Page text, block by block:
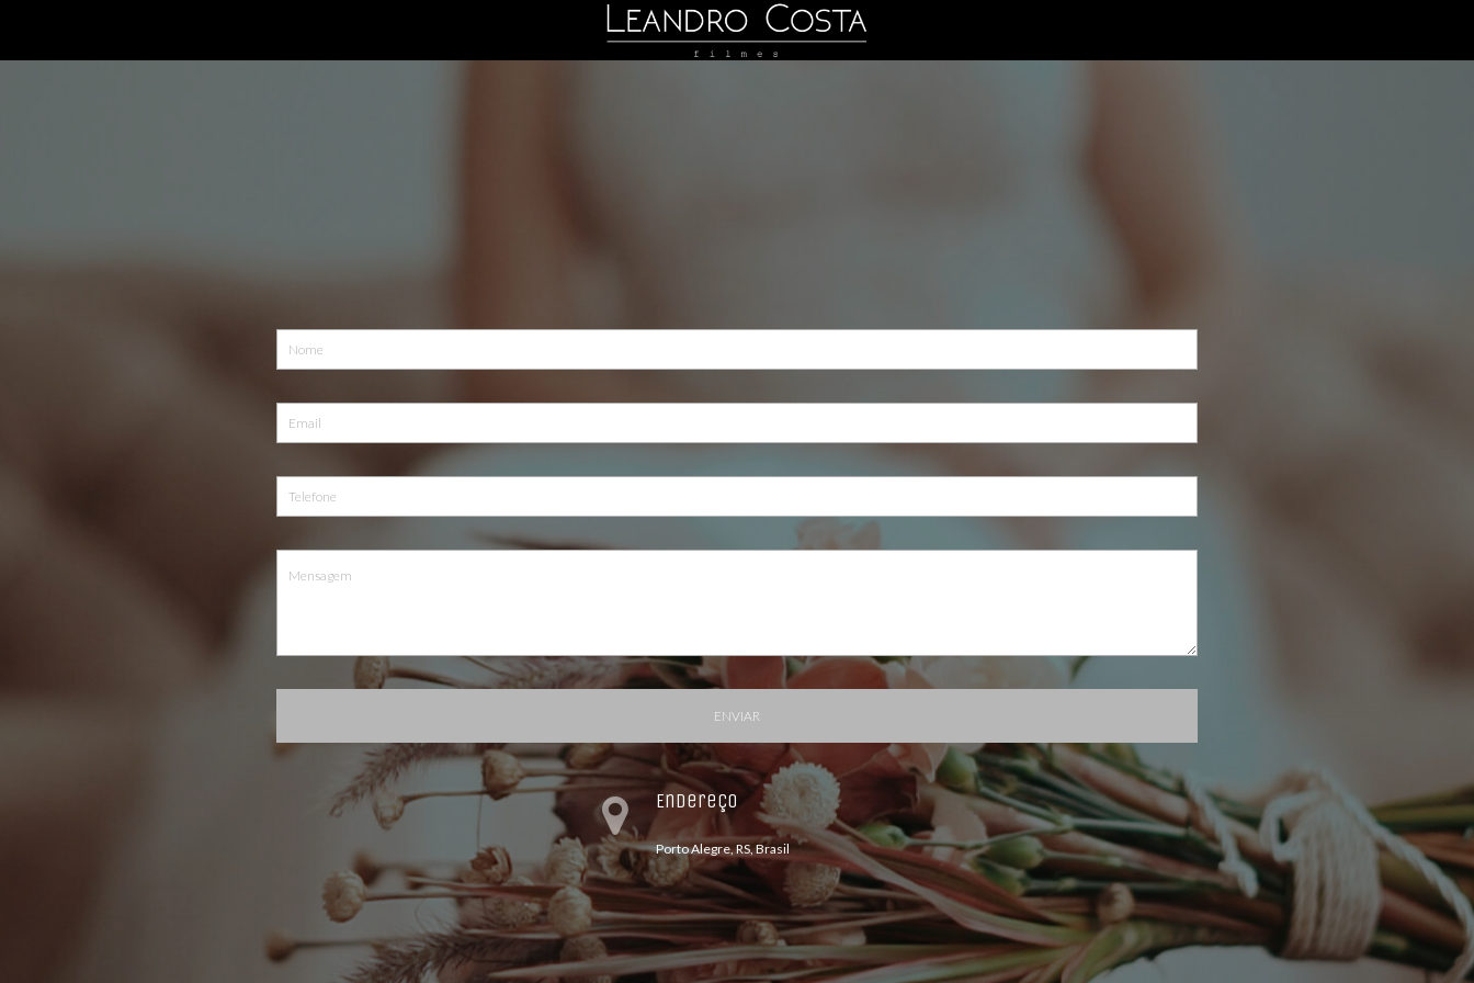
ENVIAR
Endereço
Porto Alegre, RS, Brasil